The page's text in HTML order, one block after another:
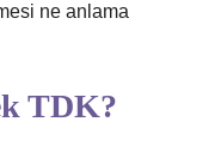
ne anlama
TDK?